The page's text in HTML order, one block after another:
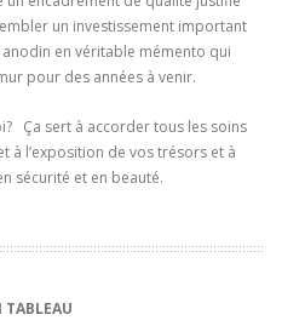
un investissement important
en véritable mémento qui
pour des années à venir.
Ça sert à accorder tous les soins
à l’exposition de vos trésors et à
sécurité et en beauté.
TABLEAU